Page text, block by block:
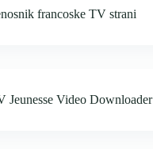
francoske TV strani
Jeunesse Video Downloader